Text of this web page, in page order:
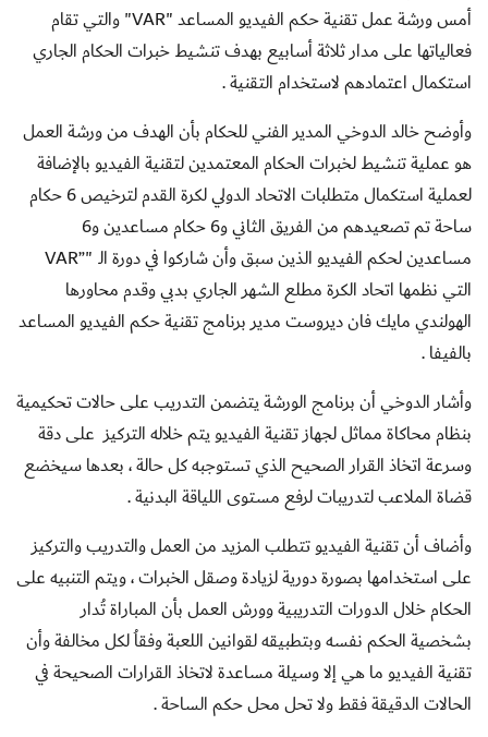
أمس ورشة عمل تقنية حكم الفيديو المساعد "VAR" والتي تقام
فعالياتها على مدار ثلاثة أسابيع بهدف تنشيط خبرات الحكام الجاري
استكمال اعتمادهم لاستخدام التقنية .
وأوضح خالد الدوخي المدير الفني للحكام بأن الهدف من ورشة العمل
هو عملية تنشيط لخبرات الحكام المعتمدين لتقنية الفيديو بالإضافة
لعملية استكمال متطلبات الاتحاد الدولي لكرة القدم لترخيص 6 حكام
ساحة تم تصعيدهم من الفريق الثاني و6 حكام مساعدين و6
مساعدين لحكم الفيديو الذين سبق وأن شاركوا في دورة الـ "”VAR
التي نظمها اتحاد الكرة مطلع الشهر الجاري بدبي وقدم محاورها
الهولندي مايك فان ديروست مدير برنامج تقنية حكم الفيديو المساعد
بالفيفا .
وأشار الدوخي أن برنامج الورشة يتضمن التدريب على حالات تحكيمية
بنظام محاكاة مماثل لجهاز تقنية الفيديو يتم خلاله التركيز على دقة
وسرعة اتخاذ القرار الصحيح الذي تستوجبه كل حالة ، بعدها سيخضع
قضاة الملاعب لتدريبات لرفع مستوى اللياقة البدنية .
وأضاف أن تقنية الفيديو تتطلب المزيد من العمل والتدريب والتركيز
على استخدامها بصورة دورية لزيادة وصقل الخبرات ، ويتم التنبيه على
الحكام خلال الدورات التدريبية وورش العمل بأن المباراة تُدار
بشخصية الحكم نفسه وبتطبيقه لقوانين اللعبة وفقاُ لكل مخالفة وأن
تقنية الفيديو ما هي إلا وسيلة مساعدة لاتخاذ القرارات الصحيحة في
الحالات الدقيقة فقط ولا تحل محل حكم الساحة .